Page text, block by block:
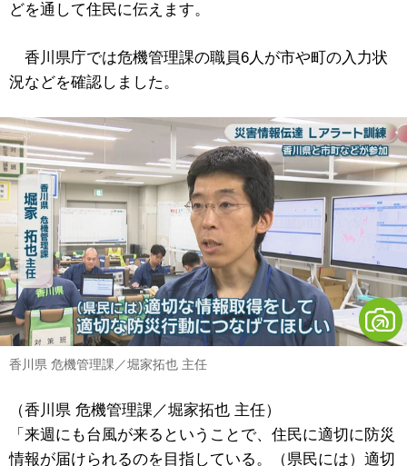
どを通して住民に伝えます。
香川県庁では危機管理課の職員6人が市や町の入力状
況などを確認しました。
香川県 危機管理課／堀家拓也 主任
（香川県 危機管理課／堀家拓也 主任）
「来週にも台風が来るということで、住民に適切に防災
情報が届けられるのを目指している。（県民には）適切